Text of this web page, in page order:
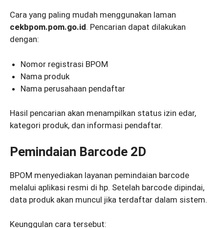
Cara yang paling mudah menggunakan laman
cekbpom.pom.go.id. Pencarian dapat dilakukan
dengan:
Nomor registrasi BPOM
Nama produk
Nama perusahaan pendaftar
Hasil pencarian akan menampilkan status izin edar,
kategori produk, dan informasi pendaftar.
Pemindaian Barcode 2D
BPOM menyediakan layanan pemindaian barcode
melalui aplikasi resmi di hp. Setelah barcode dipindai,
data produk akan muncul jika terdaftar dalam sistem.
Keunggulan cara tersebut: